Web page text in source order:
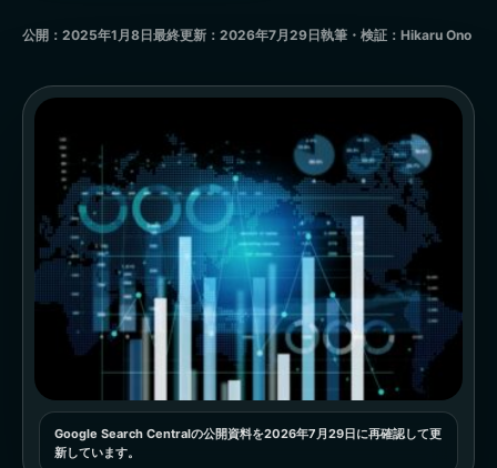
公開：2025年1月8日最終更新：2026年7月29日執筆・検証：Hikaru Ono
Google Search Centralの公開資料を2026年7月29日に再確認して更
新しています。